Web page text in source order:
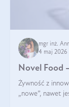
mgr inż.
4 maj 2026
Novel Food
Żywność z
„nowe”, nawet